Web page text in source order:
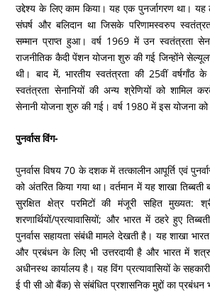
उद्देश्य के लिए काम किया। यह एक पुनर्जागरण था। यह
संघर्ष और बलिदान था जिसके परिणामस्वरुप
सम्मान प्राप्त हुआ। वर्ष 1969 में उन स्वतंत्रता
राजनीतिक कैदी पेंशन योजना शुरु की गई जिन्होंने
थी। बाद में, भारतीय स्वतंत्रता की 25वीं
स्वतंत्रता सेनानियों की अन्य श्रेणियों को शामिल
सेनानी योजना शुरु की गई। वर्ष 1980 में इस योजना को
पुनर्वास विंग-
पुनर्वास विषय 70 के दशक में तत्कालीन आपूर्ति एवं
को अंतरित किया गया था। वर्तमान में यह शाखा तिब्बती
सुरक्षित क्षेत्र परमिटों की मंजूरी सहित मुख्यत:
शरणार्थियों/प्रत्यावासियों; और भारत में ठहरे हुए
पुनर्वास सहायता संबंधी मामले देखती है। यह शाखा
और प्रबंधन के लिए भी उत्तरदायी है और भारत में शत्रु
अधीनस्थ कार्यालय है। यह विंग प्रत्यावासियों के
ई पी सी ओ बैंक) से संबंधित प्रशासनिक मुद्दों का प्रबंधन